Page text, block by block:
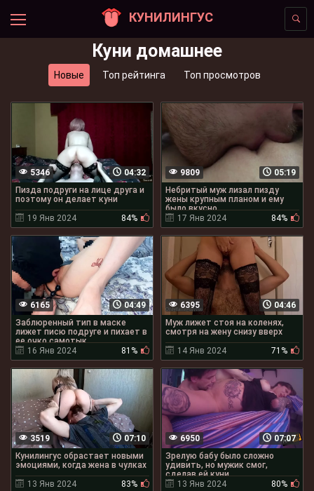
КУНИЛИНГУС
Куни домашнее
Новые Топ рейтинга Топ просмотров
04:32
5346
Пизда подруги на лице друга и
поэтому он делает куни
19 Янв 2024
84%
05:19
9809
Небритый муж лизал пизду
жены крупным планом и ему
было вкусно
17 Янв 2024
84%
04:49
6165
Заблюренный тип в маске
лижет писю подруге и пихает в
ее очко самотык
16 Янв 2024
81%
04:46
6395
Муж лижет стоя на коленях,
смотря на жену снизу вверх
14 Янв 2024
71%
07:10
3519
Кунилингус обрастает новыми
эмоциями, когда жена в чулках
13 Янв 2024
83%
07:07
6950
Зрелую бабу было сложно
удивить, но мужик смог,
сделав ей куни
13 Янв 2024
80%